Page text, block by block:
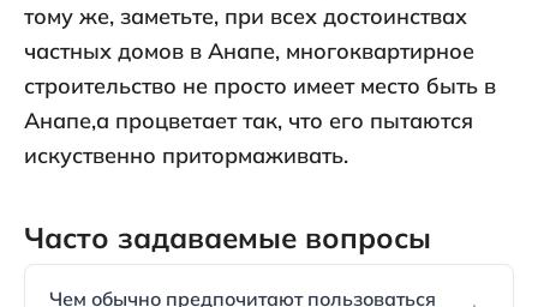
тому же, заметьте, при всех достоинствах
частных домов в Анапе, многоквартирное
строительство не просто имеет место быть в
Анапе,а процветает так, что его пытаются
искуственно притормаживать.
Часто задаваемые вопросы
Чем обычно предпочитают пользоваться